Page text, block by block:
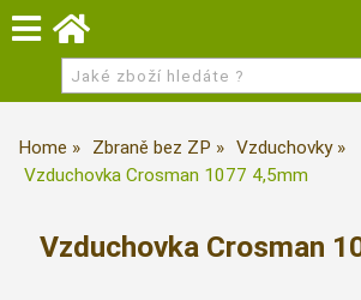
Home Zbraně bez ZP
Vzduchovky
Vzduchovka Crosman 1077 4,5mm
Vzduchovka Crosman